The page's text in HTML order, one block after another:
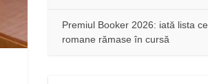
Premiul Booker 2026: iată lista
romane rămase în cursă